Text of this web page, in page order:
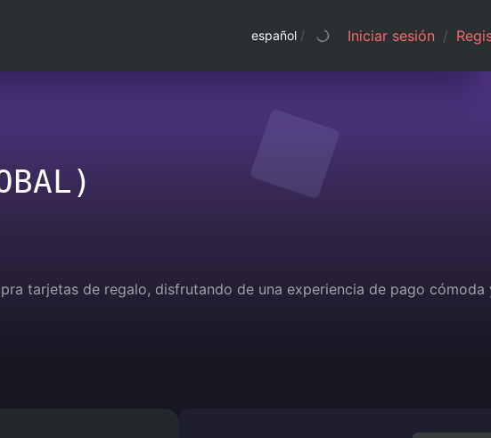
español / Iniciar sesión /
tarjetas de regalo, disfrutando de una experiencia de pago cómoda